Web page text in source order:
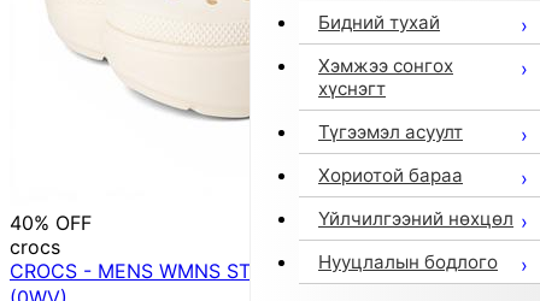
Бидний тухай
Хэмжээ сонгох
хүснэгт
Түгээмэл асуулт
Хориотой бараа
Үйлчилгээний нөхцөл
Нууцлалын бодлого
40% OFF
crocs
CROCS - MENS WMNS STOMP CLOG 【209347-0WV】